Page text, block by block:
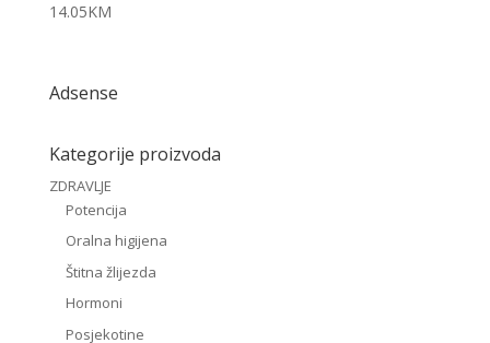
14.05KM
Adsense
Kategorije proizvoda
ZDRAVLJE
Potencija
Oralna higijena
Štitna žlijezda
Hormoni
Posjekotine